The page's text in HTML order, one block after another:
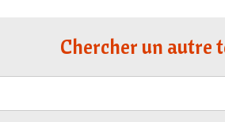
Chercher un autre